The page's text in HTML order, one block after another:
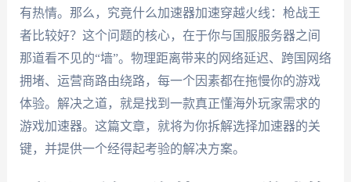
有热情。那么，究竟什么加速器加速穿越火线：枪战王
者比较好？这个问题的核心，在于你与国服服务器之间
那道看不见的“墙”。物理距离带来的网络延迟、跨国网络
拥堵、运营商路由绕路，每一个因素都在拖慢你的游戏
体验。解决之道，就是找到一款真正懂海外玩家需求的
游戏加速器。这篇文章，就将为你拆解选择加速器的关
键，并提供一个经得起考验的解决方案。